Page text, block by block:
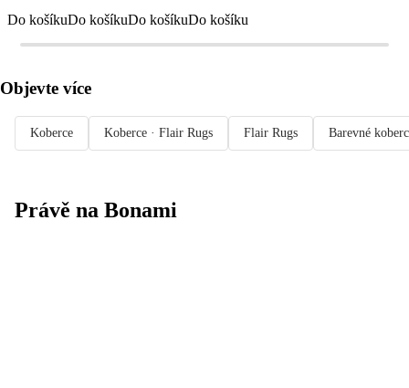
Do košíkuDo košíkuDo košíkuDo košíku
Objevte více
Koberce Koberce · Flair Rugs Flair Rugs Barevné
Právě na Bonami